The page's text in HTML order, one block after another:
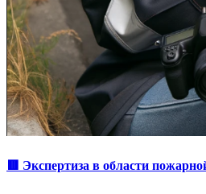
🟥 Экспертиза в области